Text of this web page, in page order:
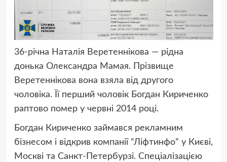
36-річна Наталія Веретеннікова — рідна
донька Олександра Мамая. Прізвище
Веретеннікова вона взяла від другого
чоловіка. Її перший чоловік Богдан Кириченко
раптово помер у червні 2014 році.
Богдан Кириченко займався рекламним
бізнесом і відкрив компанії “Ліфтинфо” у Києві,
Москві та Санкт-Петербурзі. Спеціалізацією